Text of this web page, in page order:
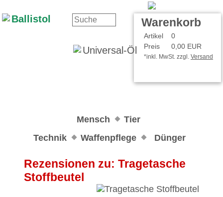
Warenkorb
Artikel
0
Preis
0,00 EUR
*inkl. MwSt. zzgl. Versand
Mensch
Tier
Technik
Waffenpflege Dünger
Rezensionen zu: Tragetasche
Stoffbeutel